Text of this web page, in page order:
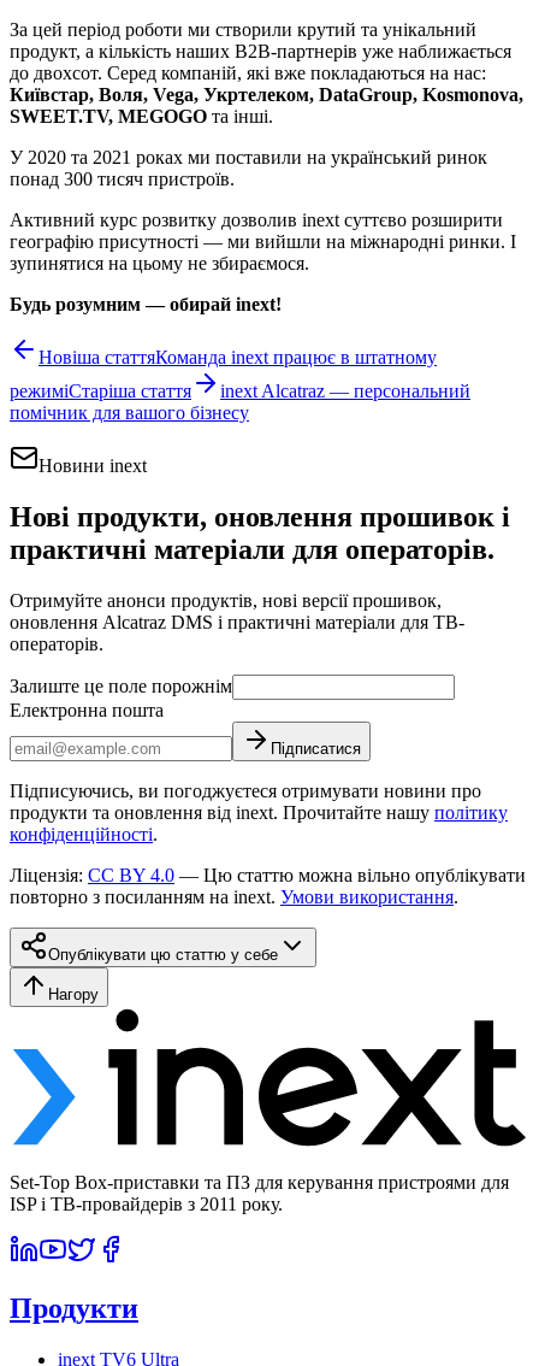
За цей період роботи ми створили крутий та унікальний
продукт, а кількість наших B2B-партнерів уже наближається
до двохсот. Серед компаній, які вже покладаються на нас:
Київстар, Воля, Vega, Укртелеком, DataGroup, Kosmonova,
SWEET.TV, MEGOGO та інші.
У 2020 та 2021 роках ми поставили на український ринок
понад 300 тисяч пристроїв.
Активний курс розвитку дозволив inext суттєво розширити
географію присутності — ми вийшли на міжнародні ринки. І
зупинятися на цьому не збираємося.
Будь розумним — обирай inext!
Новіша статтяКоманда inext працює в штатному
режиміСтаріша стаття
inext Alcatraz — персональний
помічник для вашого бізнесу
Новини inext
Нові продукти, оновлення прошивок і
практичні матеріали для операторів.
Отримуйте анонси продуктів, нові версії прошивок,
оновлення Alcatraz DMS і практичні матеріали для ТВ-
операторів.
Залиште це поле порожнім
Електронна пошта
Підписатися
Підписуючись, ви погоджуєтеся отримувати новини про
продукти та оновлення від inext. Прочитайте нашу політику
конфіденційності.
Ліцензія: CC BY 4.0 — Цю статтю можна вільно опублікувати
повторно з посиланням на inext. Умови використання.
Опублікувати цю статтю у себе
Нагору
Set-Top Box-приставки та ПЗ для керування пристроями для
ISP і ТВ-провайдерів з 2011 року.
Продукти
inext TV6 Ultra